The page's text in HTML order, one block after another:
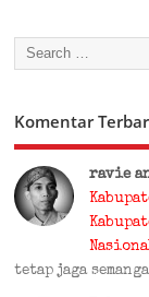
Komentar
ravie
tetap jaga